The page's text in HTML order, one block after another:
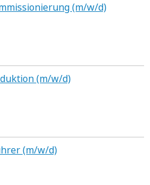
(m/w/d)
(m/w/d)
(m/w/d)